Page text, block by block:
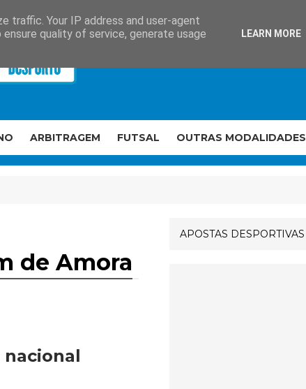
ARBITRAGEM FUTSAL OUTRAS MODALIDADES
de Amora
nacional
APOSTAS DESPORTIVAS
traffic. Your IP address and user-agent
quality of service, generate usage
LEARN MORE